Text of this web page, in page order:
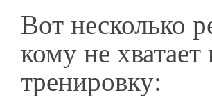
Вот несколько
кому не
тренировку: